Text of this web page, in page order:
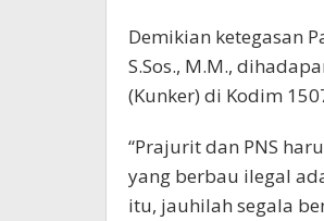
Demikian ketegasan
S.Sos., M.M.,
(Kunker) di Kodim
“Prajurit dan PNS
yang berbau ilegal
itu, jauhilah segala